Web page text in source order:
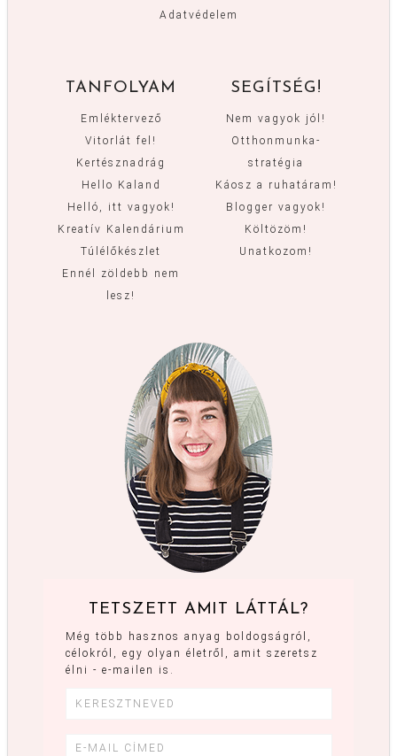
Adatvédelem
TANFOLYAM
Emléktervező
Vitorlát fel!
Kertésznadrág
Hello Kaland
Helló, itt vagyok!
Kreatív Kalendárium
Túlélőkészlet
Ennél zöldebb nem
lesz!
SEGÍTSÉG!
Nem vagyok jól!
Otthonmunka-
stratégia
Káosz a ruhatáram!
Blogger vagyok!
Költözöm!
Unatkozom!
TETSZETT AMIT LÁTTÁL?
Még több hasznos anyag boldogságról,
célokról, egy olyan életről, amit szeretsz
élni - e-mailen is.